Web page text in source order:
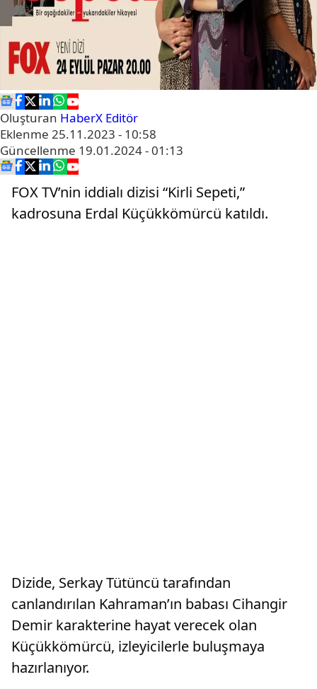
Oluşturan HaberX Editör
Eklenme 25.11.2023 - 10:58
Güncellenme 19.01.2024 - 01:13
FOX TV’nin iddialı dizisi “Kirli Sepeti,”
kadrosuna Erdal Küçükkömürcü katıldı.
Dizide, Serkay Tütüncü tarafından
canlandırılan Kahraman’ın babası Cihangir
Demir karakterine hayat verecek olan
Küçükkömürcü, izleyicilerle buluşmaya
hazırlanıyor.